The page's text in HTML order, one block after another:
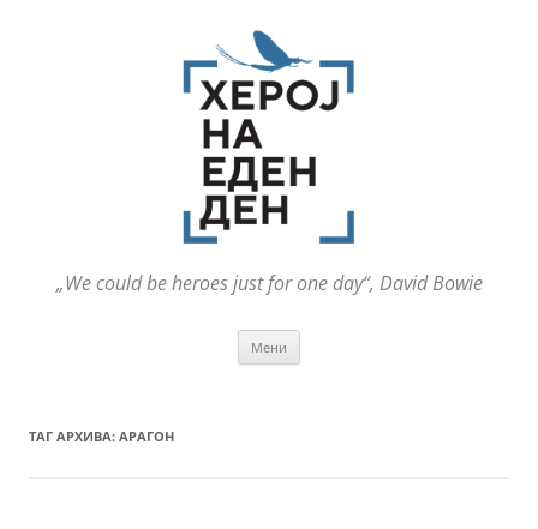
„We could be heroes just for one day“, David Bowie
Мени
ТАГ АРХИВА: АРАГОН